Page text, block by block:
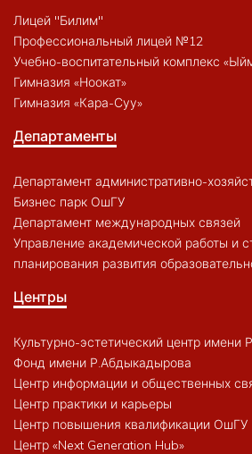
Лицей "Билим"
Профессиональный лицей №12
Учебно-воспитательный комплекс
Гимназия «Ноокат»
Гимназия «Кара-Суу»
Департаменты
Департамент административно-
Бизнес парк ОшГУ
Департамент международных связей
Управление академической работы и
планирования развития
Центры
Культурно-эстетический центр имени
Фонд имени Р.Абдыкадырова
Центр информации и общественных
Центр практики и карьеры
Центр повышения квалификации ОшГУ
Центр «Next Generation Hub»